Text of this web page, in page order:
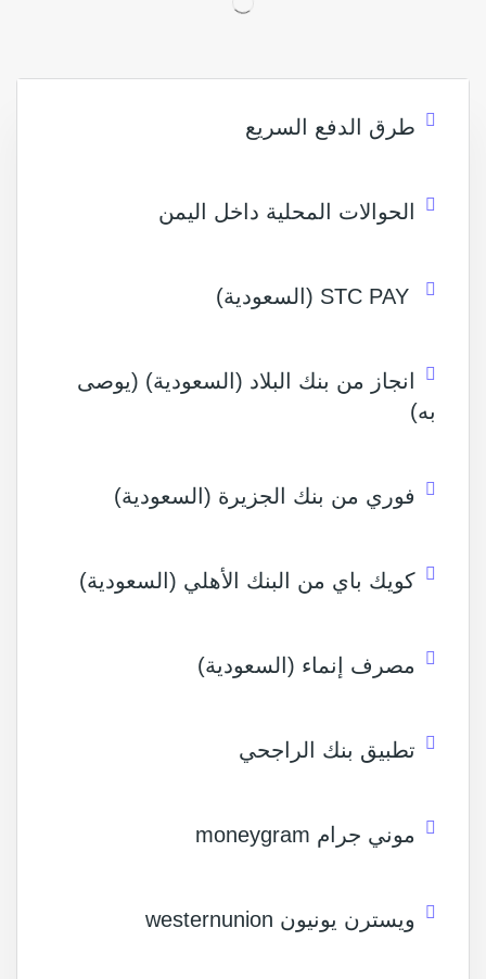
طرق الدفع السريع
الحوالات المحلية داخل اليمن
STC PAY (السعودية)
انجاز من بنك البلاد (السعودية) (يوصى
به)
فوري من بنك الجزيرة (السعودية)
كويك باي من البنك الأهلي (السعودية)
مصرف إنماء (السعودية)
تطبيق بنك الراجحي
موني جرام moneygram
ويسترن يونيون westernunion